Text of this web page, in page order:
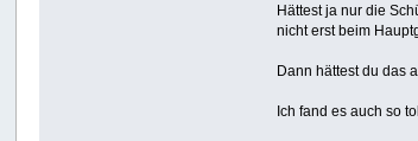
Hättest ja nur die
nicht erst beim
Dann hättest du das
Ich fand es auch so